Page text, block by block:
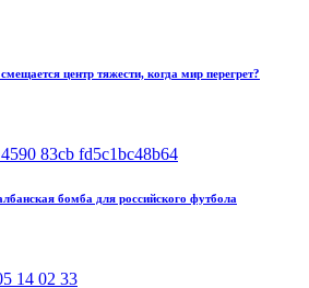
центр тяжести, когда мир перегрет?
бомба для российского футбола